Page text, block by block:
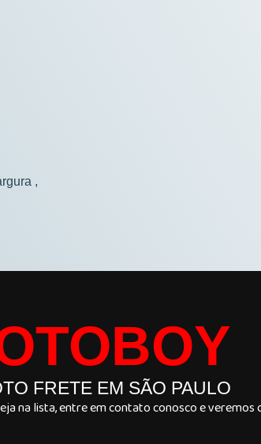
,
FRETE EM SÃO PAULO
na lista, entre em contato conosco e